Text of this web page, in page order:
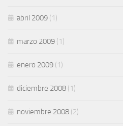
abril 2009 (1)
marzo 2009 (1)
enero 2009 (1)
diciembre 2008 (1)
noviembre 2008 (2)